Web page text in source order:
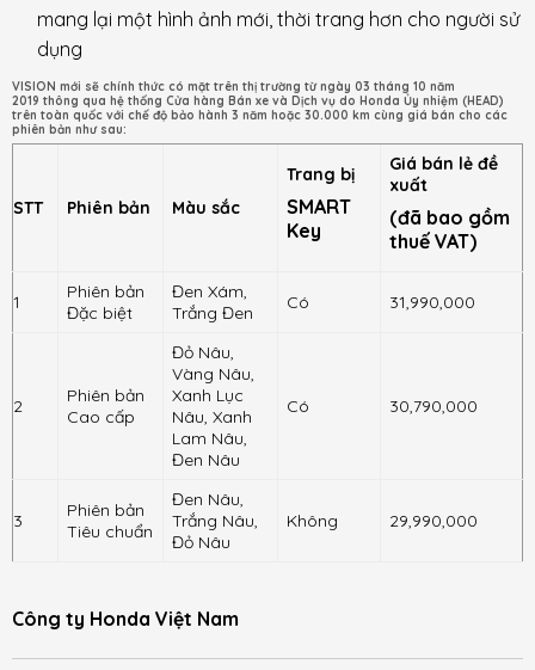
mang lại một hình ảnh mới, thời trang hơn cho người sử
dụng
VISION mới sẽ chính thức có mặt trên thị trường từ ngày 03 tháng 10 năm
2019 thông qua hệ thống Cửa hàng Bán xe và Dịch vụ do Honda Ủy nhiệm (HEAD)
trên toàn quốc với chế độ bảo hành 3 năm hoặc 30.000 km cùng giá bán cho các
phiên bản như sau:
STT Phiên bản Màu sắc
Trang bị
SMART
Key
Giá bán lẻ đề
xuất
(đã bao gồm
thuế VAT)
1
Phiên bản
Đặc biệt
Đen Xám,
Trắng Đen
Có 31,990,000
2
Phiên bản
Cao cấp
Đỏ Nâu,
Vàng Nâu,
Xanh Lục
Nâu, Xanh
Lam Nâu,
Đen Nâu
Có 30,790,000
3
Phiên bản
Tiêu chuẩn
Đen Nâu,
Trắng Nâu,
Đỏ Nâu
Không 29,990,000
Công ty Honda Việt Nam